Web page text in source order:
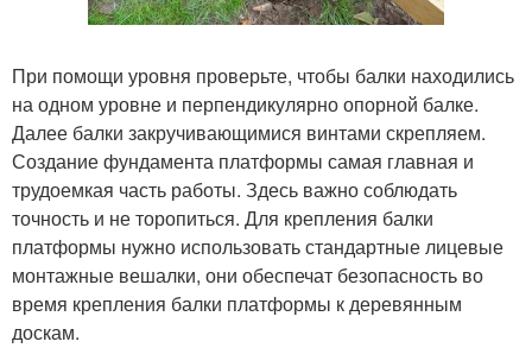
При помощи уровня проверьте, чтобы балки находились
на одном уровне и перпендикулярно опорной балке.
Далее балки закручивающимися винтами скрепляем.
Создание фундамента платформы самая главная и
трудоемкая часть работы. Здесь важно соблюдать
точность и не торопиться. Для крепления балки
платформы нужно использовать стандартные лицевые
монтажные вешалки, они обеспечат безопасность во
время крепления балки платформы к деревянным
доскам.